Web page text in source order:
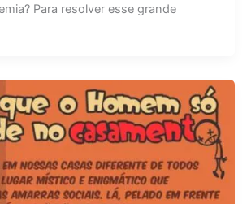
Para resolver esse grande